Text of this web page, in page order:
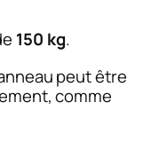
150 kg.
peut être
comme